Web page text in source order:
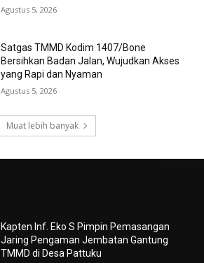
Agustus 5, 2026
Satgas TMMD Kodim 1407/Bone
Bersihkan Badan Jalan, Wujudkan Akses
yang Rapi dan Nyaman
Agustus 5, 2026
Muat lebih banyak
Kapten Inf. Eko S Pimpin Pemasangan
Jaring Pengaman Jembatan Gantung
TMMD di Desa Pattuku